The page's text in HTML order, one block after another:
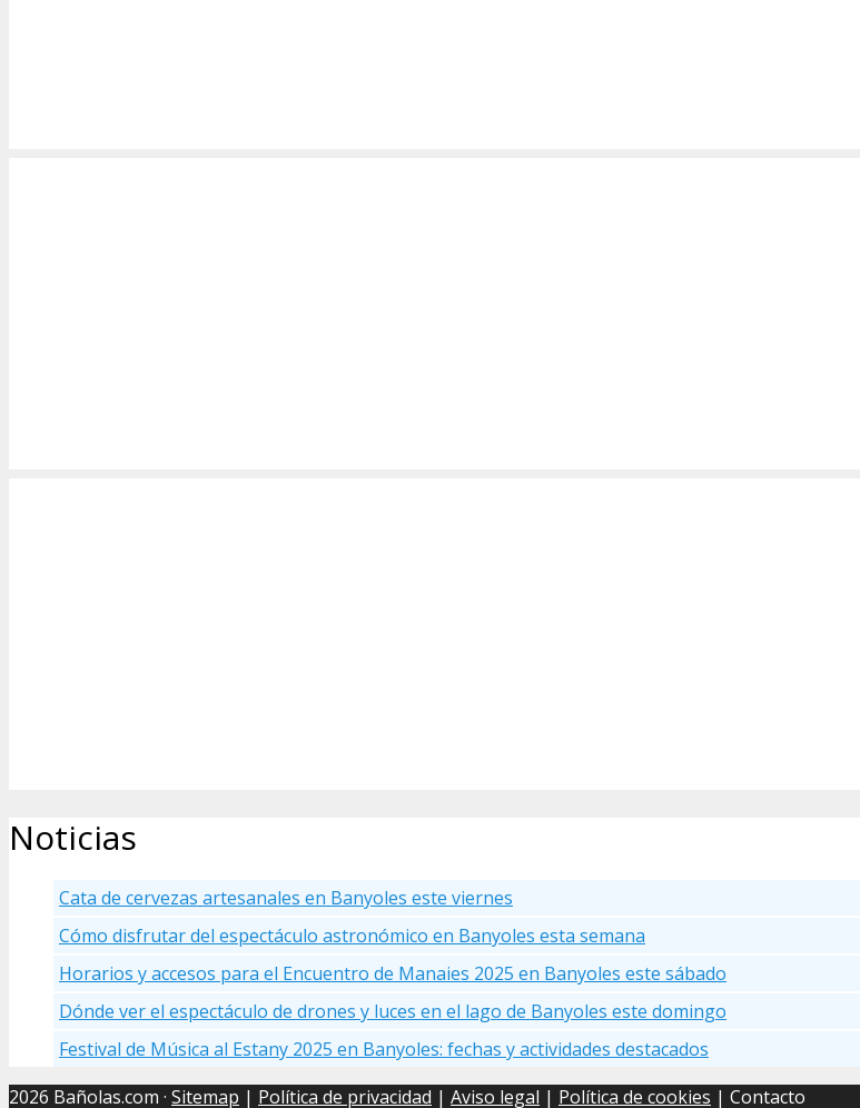
Noticias
Cata de cervezas artesanales en Banyoles este viernes
Cómo disfrutar del espectáculo astronómico en Banyoles esta semana
Horarios y accesos para el Encuentro de Manaies 2025 en Banyoles este sábado
Dónde ver el espectáculo de drones y luces en el lago de Banyoles este domingo
Festival de Música al Estany 2025 en Banyoles: fechas y actividades destacados
2026 Bañolas.com · Sitemap | Política de privacidad | Aviso legal | Política de cookies | Contacto